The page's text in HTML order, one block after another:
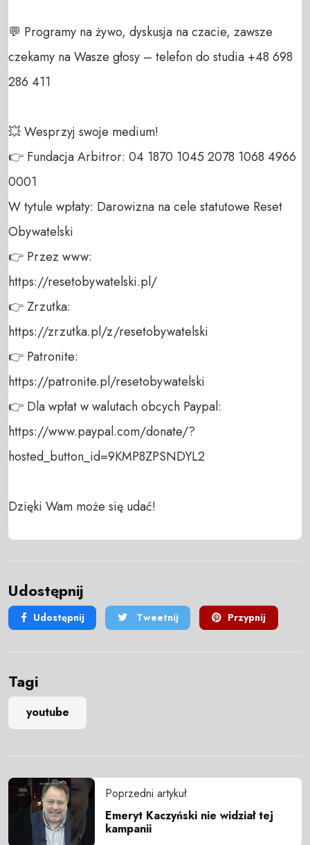
💬 Programy na żywo, dyskusja na czacie, zawsze
czekamy na Wasze głosy – telefon do studia +48 698
286 411
💥 Wesprzyj swoje medium!
👉 Fundacja Arbitror: 04 1870 1045 2078 1068 4966
0001
W tytule wpłaty: Darowizna na cele statutowe Reset
Obywatelski
👉 Przez www:
https://resetobywatelski.pl/
👉 Zrzutka:
https://zrzutka.pl/z/resetobywatelski
👉 Patronite:
https://patronite.pl/resetobywatelski
👉 Dla wpłat w walutach obcych Paypal:
https://www.paypal.com/donate/?
hosted_button_id=9KMP8ZPSNDYL2
Dzięki Wam może się udać!
Udostępnij
Udostępnij Tweetnij Przypnij
Tagi
youtube
Poprzedni artykuł
Emeryt Kaczyński nie widział tej
kampanii